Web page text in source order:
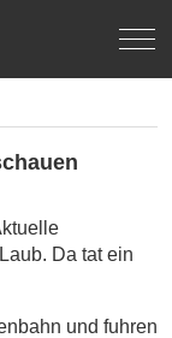
Off-
Da tat ein
und fuhren